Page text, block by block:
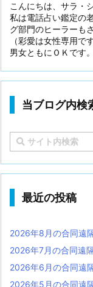
こんにちは、サラ・
私は電話占い鑑定の
グ部門のヒーラーも
（彩愛は女性専用で
男女ともにＯＫです
当ブログ内検
最近の投稿
2026年8月の合同遠
2026年7月の合同遠
2026年6月の合同遠
2026年5月の合同遠